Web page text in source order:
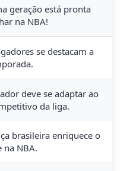
geração está pronta
na NBA!
se destacam a
deve se adaptar ao
da liga.
brasileira enriquece o
na NBA.